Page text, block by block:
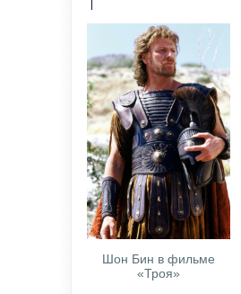
Шон Бин в фильме
«Троя»